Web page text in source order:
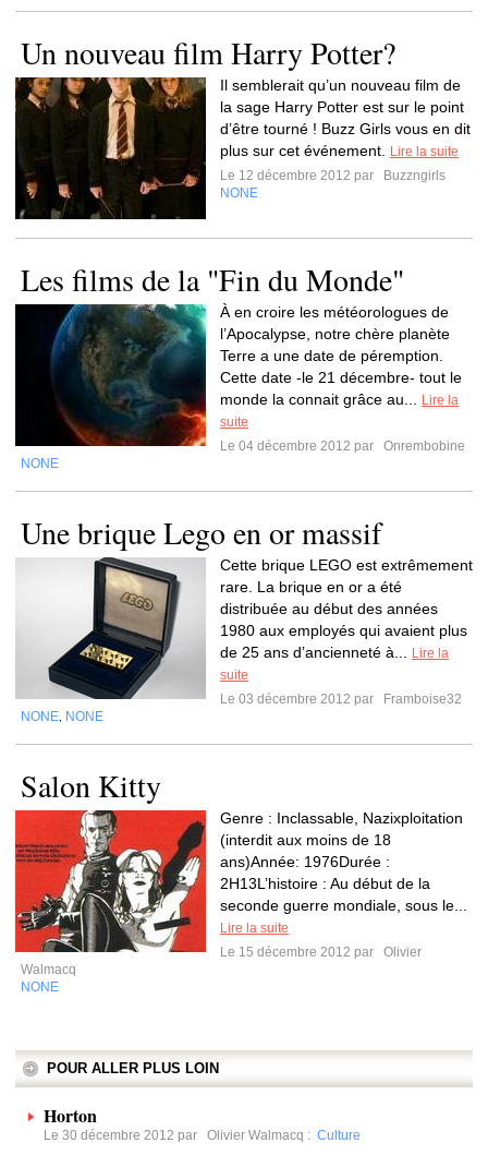
Un nouveau film Harry Potter?
Il semblerait qu’un nouveau film de
la sage Harry Potter est sur le point
d’être tourné ! Buzz Girls vous en dit
plus sur cet événement.
Lire la suite
Le 12 décembre 2012 par
Buzzngirls
NONE
Les films de la "Fin du Monde"
À en croire les météorologues de
l’Apocalypse, notre chère planète
Terre a une date de péremption.
Cette date -le 21 décembre- tout le
monde la connait grâce au...
Lire la
suite
Le 04 décembre 2012 par
Onrembobine
NONE
Une brique Lego en or massif
Cette brique LEGO est extrêmement
rare. La brique en or a été
distribuée au début des années
1980 aux employés qui avaient plus
de 25 ans d’ancienneté à...
Lire la
suite
Le 03 décembre 2012 par
Framboise32
NONE NONE
Salon Kitty
Genre : Inclassable, Nazixploitation
(interdit aux moins de 18
ans)Année: 1976Durée :
2H13L’histoire : Au début de la
seconde guerre mondiale, sous le...
Lire la suite
Le 15 décembre 2012 par
Olivier
Walmacq
NONE
POUR ALLER PLUS LOIN
Horton
Le 30 décembre 2012 par Olivier Walmacq : Culture